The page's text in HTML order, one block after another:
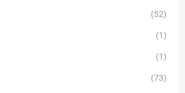
(52)
(1)
(1)
(73)